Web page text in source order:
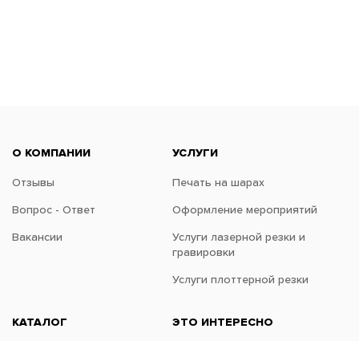
О КОМПАНИИ
Отзывы
Вопрос - Ответ
Вакансии
УСЛУГИ
Печать на шарах
Оформление мероприятий
Услуги лазерной резки и
гравировки
Услуги плоттерной резки
КАТАЛОГ ЭТО ИНТЕРЕСНО